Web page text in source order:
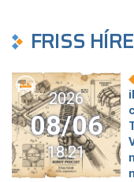
FRISS
2026
08/06
18:21